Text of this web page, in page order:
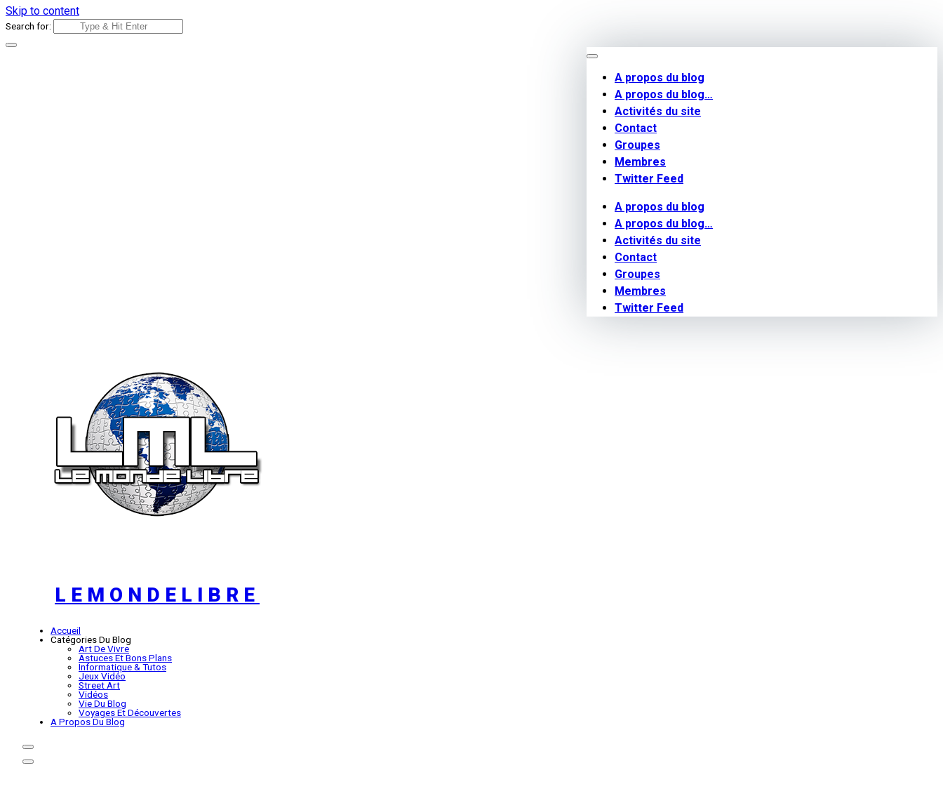
Skip to content
Search for:
A propos du blog
A propos du blog…
Activités du site
Contact
Groupes
Membres
Twitter Feed
A propos du blog
A propos du blog…
Activités du site
Contact
Groupes
Membres
Twitter Feed
LEMONDELIBRE
Accueil
Catégories Du Blog
Art De Vivre
Astuces Et Bons Plans
Informatique & Tutos
Jeux Vidéo
Street Art
Vidéos
Vie Du Blog
Voyages Et Découvertes
A Propos Du Blog